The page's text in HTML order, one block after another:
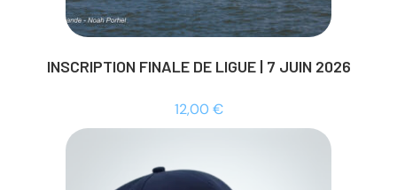
INSCRIPTION FINALE DE LIGUE | 7 JUIN 2026
12,00 €